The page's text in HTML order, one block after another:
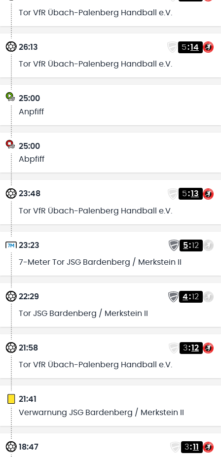
Tor VfR Übach-Palenberg Handball e.V.
26:13 5:14
Tor VfR Übach-Palenberg Handball e.V.
25:00
Anpfiff
25:00
Abpfiff
23:48 5:13
Tor VfR Übach-Palenberg Handball e.V.
23:23 5:12
7-Meter Tor JSG Bardenberg / Merkstein II
22:29 4:12
Tor JSG Bardenberg / Merkstein II
21:58 3:12
Tor VfR Übach-Palenberg Handball e.V.
21:41
Verwarnung JSG Bardenberg / Merkstein II
18:47 3:11